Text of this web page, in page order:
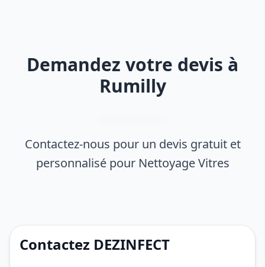
Demandez votre devis à
Rumilly
Contactez-nous pour un devis gratuit et
personnalisé pour Nettoyage Vitres
Contactez DEZINFECT